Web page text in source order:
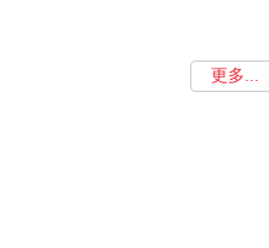
更多...